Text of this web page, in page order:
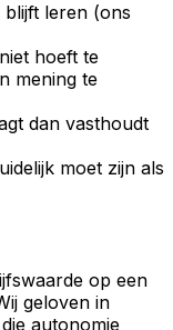
blijft leren (ons
hoeft te
mening te
dan vasthoudt
moet zijn als
op een
geloven in
autonomie